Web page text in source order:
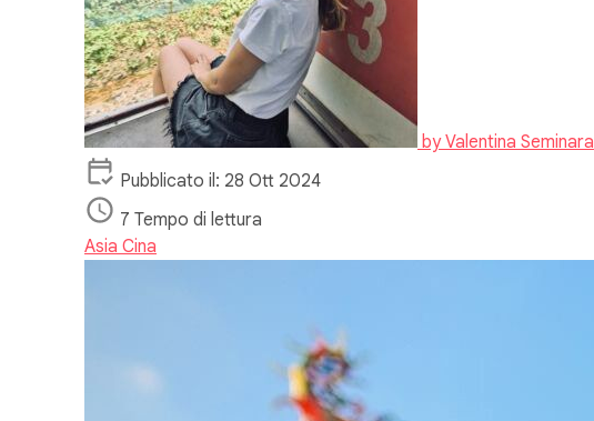
byValentina Seminara
Pubblicato il: 28 Ott 2024
7 Tempo di lettura
Asia Cina